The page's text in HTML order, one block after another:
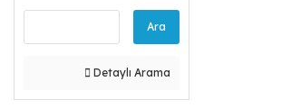
Ara
Detaylı Arama